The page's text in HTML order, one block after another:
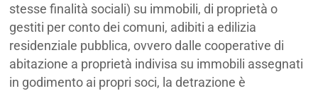
stesse finalità sociali) su immobili, di proprietà o
gestiti per conto dei comuni, adibiti a edilizia
residenziale pubblica, ovvero dalle cooperative di
abitazione a proprietà indivisa su immobili assegnati
in godimento ai propri soci, la detrazione è